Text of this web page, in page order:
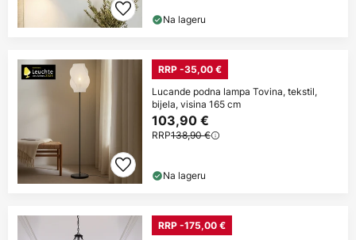
Na lageru
RRP -35,00 €
Lucande podna lampa Tovina, tekstil,
bijela, visina 165 cm
103,90 €
RRP138,90 €
Na lageru
RRP -175,00 €